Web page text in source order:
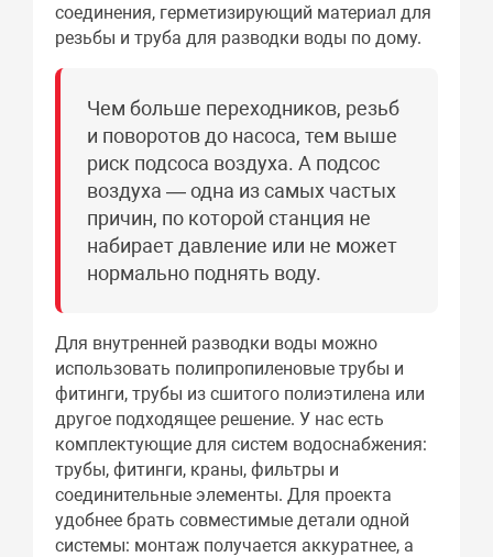
соединения, герметизирующий материал для
резьбы и труба для разводки воды по дому.
Чем больше переходников, резьб
и поворотов до насоса, тем выше
риск подсоса воздуха. А подсос
воздуха — одна из самых частых
причин, по которой станция не
набирает давление или не может
нормально поднять воду.
Для внутренней разводки воды можно
использовать полипропиленовые трубы и
фитинги, трубы из сшитого полиэтилена или
другое подходящее решение. У нас есть
комплектующие для систем водоснабжения:
трубы, фитинги, краны, фильтры и
соединительные элементы. Для проекта
удобнее брать совместимые детали одной
системы: монтаж получается аккуратнее, а